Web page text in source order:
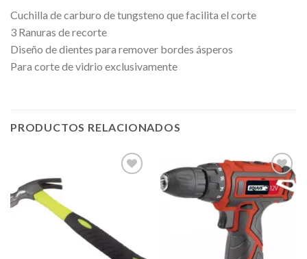
Cuchilla de carburo de tungsteno que facilita el corte
3 Ranuras de recorte
Diseño de dientes para remover bordes ásperos
Para corte de vidrio exclusivamente
PRODUCTOS RELACIONADOS
deseos
Añadir